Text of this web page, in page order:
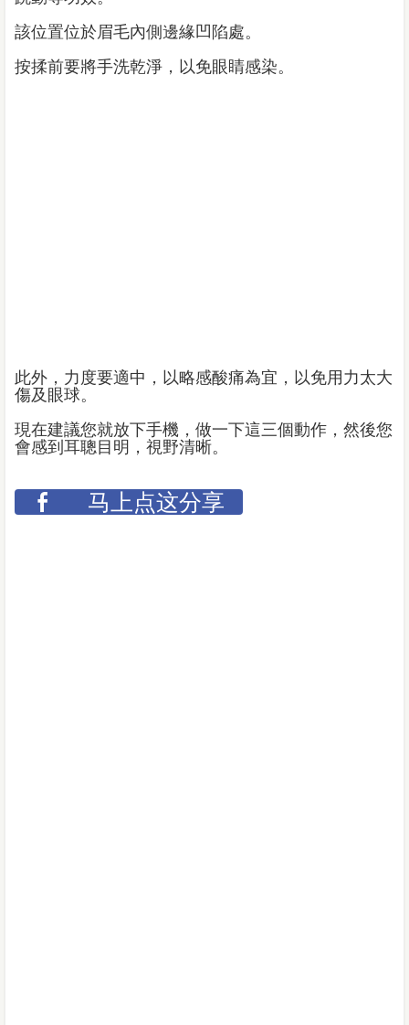
該位置位於眉毛內側邊緣凹陷處。
按揉前要將手洗乾淨，以免眼睛感染。
此外，力度要適中，以略感酸痛為宜，以免用力太大
傷及眼球。
現在建議您就放下手機，做一下這三個動作，然後您
會感到耳聰目明，視野清晰。
马上点这分享